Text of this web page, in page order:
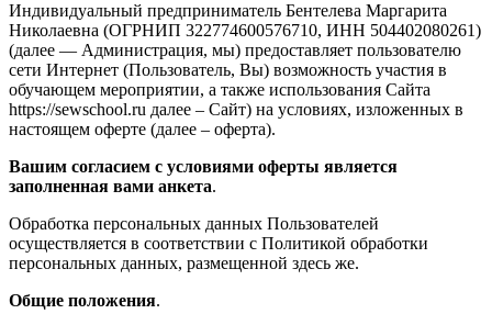
Индивидуальный предприниматель Бентелева Маргарита
Николаевна (ОГРНИП 322774600576710, ИНН 504402080261)
(далее — Администрация, мы) предоставляет пользователю
сети Интернет (Пользователь, Вы) возможность участия в
обучающем мероприятии, а также использования Сайта
https://sewschool.ru далее – Сайт) на условиях, изложенных в
настоящем оферте (далее – оферта).
Вашим согласием с условиями оферты является
заполненная вами анкета.
Обработка персональных данных Пользователей
осуществляется в соответствии с Политикой обработки
персональных данных, размещенной здесь же.
Общие положения.